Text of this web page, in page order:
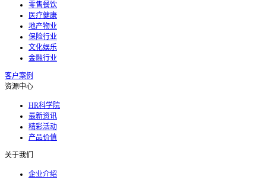
零售餐饮
医疗健康
地产物业
保险行业
文化娱乐
金融行业
客户案例
资源中心
HR科学院
最新资讯
精彩活动
产品价值
关于我们
企业介绍